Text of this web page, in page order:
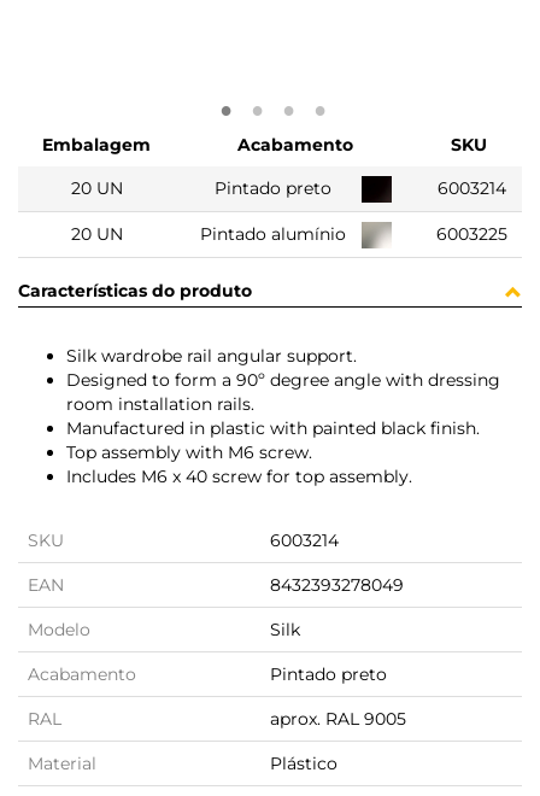
Embalagem Acabamento
SKU
20 UN
Pintado preto 6003214
20 UN Pintado alumínio 6003225
Características do produto
Silk wardrobe rail angular support.
Designed to form a 90º degree angle with dressing
room installation rails.
Manufactured in plastic with painted black finish.
Top assembly with M6 screw.
Includes M6 x 40 screw for top assembly.
SKU 6003214
EAN 8432393278049
Modelo Silk
Acabamento Pintado preto
RAL aprox. RAL 9005
Material Plástico